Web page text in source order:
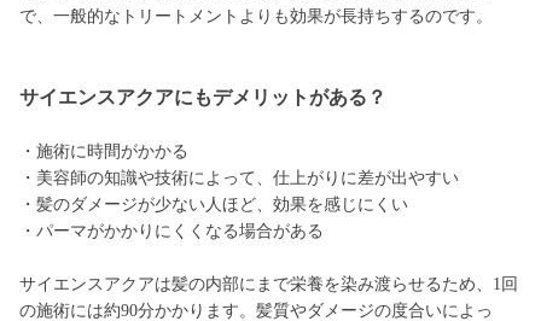
で、一般的なトリートメントよりも効果が長持ちするのです。
サイエンスアクアにもデメリットがある？
・施術に時間がかかる
・美容師の知識や技術によって、仕上がりに差が出やすい
・髪のダメージが少ない人ほど、効果を感じにくい
・パーマがかかりにくくなる場合がある
サイエンスアクアは髪の内部にまで栄養を染み渡らせるため、1回
の施術には約90分かかります。髪質やダメージの度合いによっ